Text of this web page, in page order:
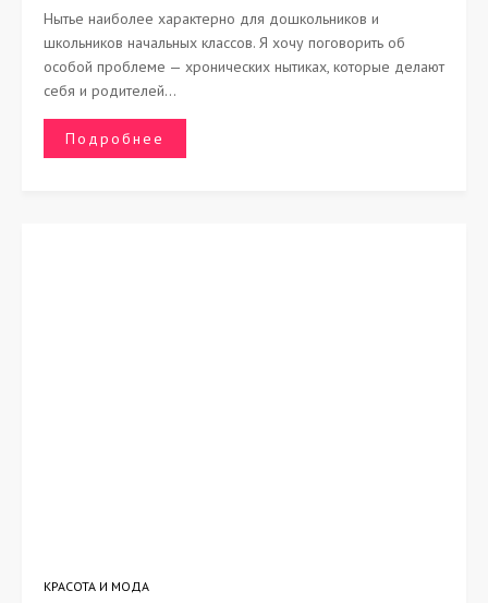
Нытье наиболее характерно для дошкольников и
школьников начальных классов. Я хочу поговорить об
особой проблеме — хронических нытиках, которые делают
себя и родителей...
Подробнее
КРАСОТА И МОДА